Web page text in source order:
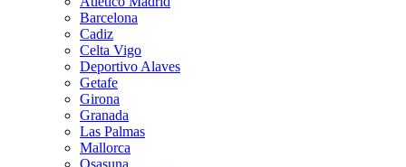
Barcelona
Cadiz
Celta Vigo
Deportivo Alaves
Getafe
Girona
Granada
Las Palmas
Mallorca
Osasuna